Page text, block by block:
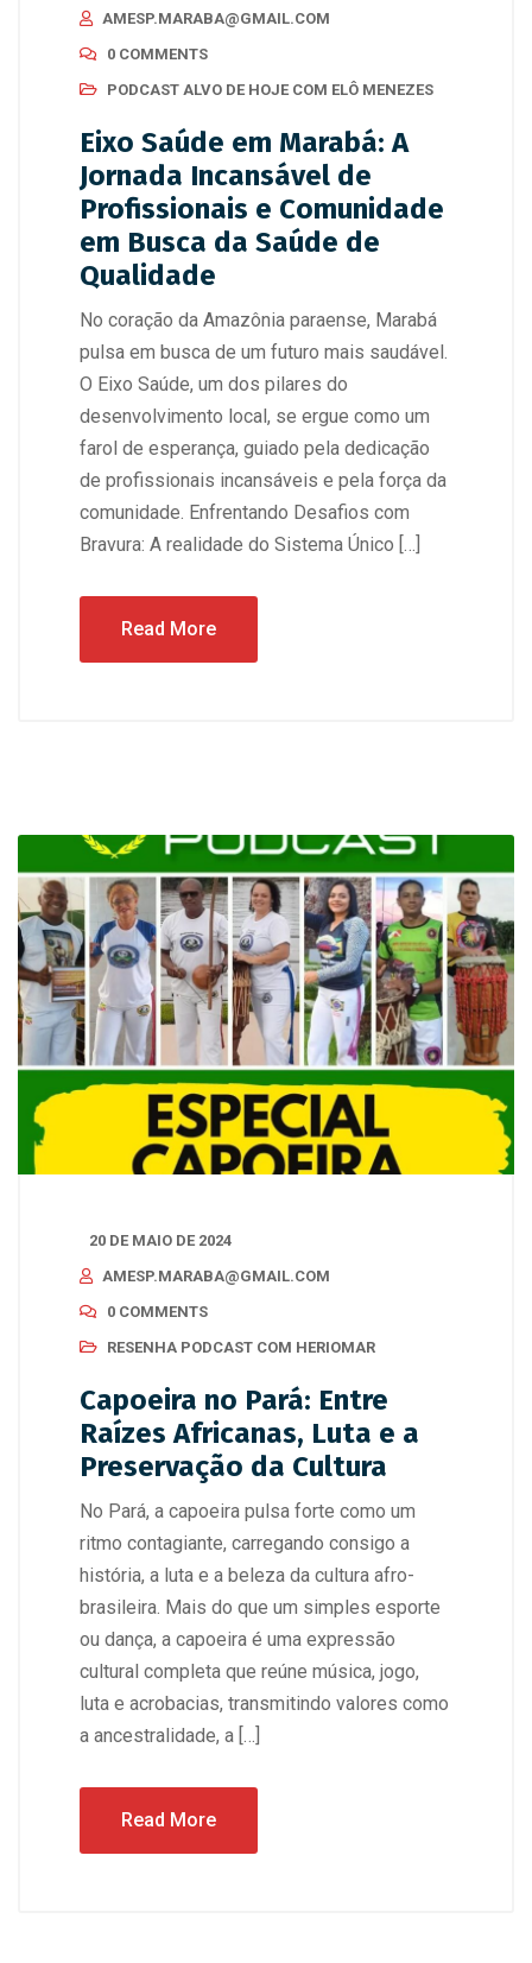
AMESP.MARABA@GMAIL.COM
0 COMMENTS
PODCAST ALVO DE HOJE COM ELÔ MENEZES
Eixo Saúde em Marabá: A
Jornada Incansável de
Profissionais e Comunidade
em Busca da Saúde de
Qualidade
No coração da Amazônia paraense, Marabá
pulsa em busca de um futuro mais saudável.
O Eixo Saúde, um dos pilares do
desenvolvimento local, se ergue como um
farol de esperança, guiado pela dedicação
de profissionais incansáveis e pela força da
comunidade. Enfrentando Desafios com
Bravura: A realidade do Sistema Único […]
Read More
20 DE MAIO DE 2024
AMESP.MARABA@GMAIL.COM
0 COMMENTS
RESENHA PODCAST COM HERIOMAR
Capoeira no Pará: Entre
Raízes Africanas, Luta e a
Preservação da Cultura
No Pará, a capoeira pulsa forte como um
ritmo contagiante, carregando consigo a
história, a luta e a beleza da cultura afro-
brasileira. Mais do que um simples esporte
ou dança, a capoeira é uma expressão
cultural completa que reúne música, jogo,
luta e acrobacias, transmitindo valores como
a ancestralidade, a […]
Read More